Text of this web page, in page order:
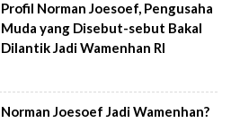
Profil Norman Joesoef, Pengusaha
Muda yang Disebut-sebut Bakal
Dilantik Jadi Wamenhan RI
Norman Joesoef Jadi Wamenhan?